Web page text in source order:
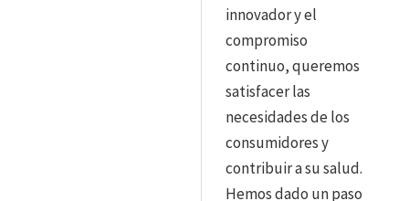
innovador y el
compromiso
continuo, queremos
satisfacer las
necesidades de los
consumidores y
contribuir a su salud.
Hemos dado un paso